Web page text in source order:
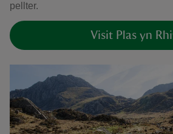
pellter.
Visit Plas yn